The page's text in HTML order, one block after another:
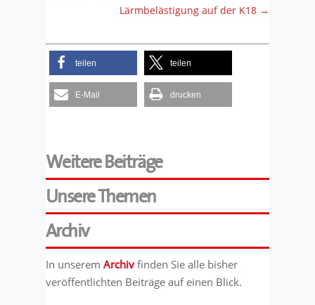
Lärmbelästigung auf der K18 →
teilen teilen
E-Mail drucken
Weitere Beiträge
Unsere Themen
Archiv
In unserem Archiv finden Sie alle bisher
veröffentlichten Beiträge auf einen Blick.